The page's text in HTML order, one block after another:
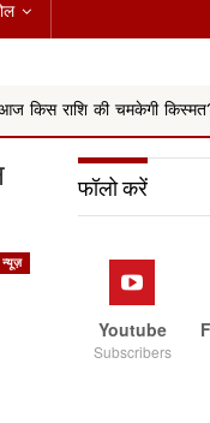
7 राशियों पर धन
न्यूज़
फॉलो करें
Youtube
Subscribers